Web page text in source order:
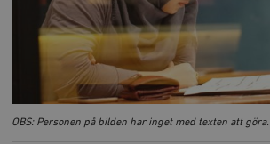
OBS: Personen på bilden har inget med texten att göra.